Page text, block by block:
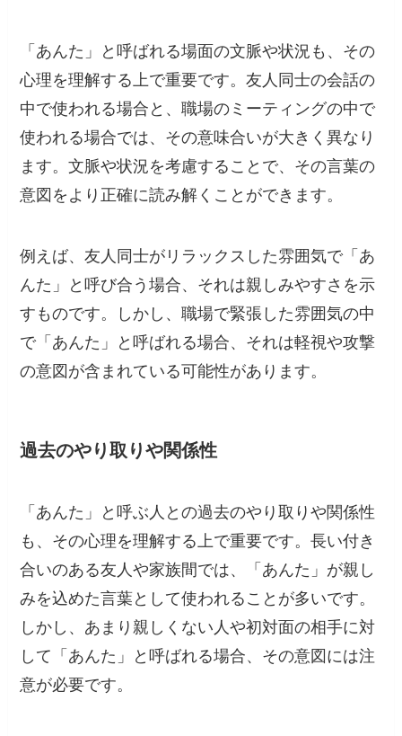
「あんた」と呼ばれる場面の文脈や状況も、その
心理を理解する上で重要です。友人同士の会話の
中で使われる場合と、職場のミーティングの中で
使われる場合では、その意味合いが大きく異なり
ます。文脈や状況を考慮することで、その言葉の
意図をより正確に読み解くことができます。
例えば、友人同士がリラックスした雰囲気で「あ
んた」と呼び合う場合、それは親しみやすさを示
すものです。しかし、職場で緊張した雰囲気の中
で「あんた」と呼ばれる場合、それは軽視や攻撃
の意図が含まれている可能性があります。
過去のやり取りや関係性
「あんた」と呼ぶ人との過去のやり取りや関係性
も、その心理を理解する上で重要です。長い付き
合いのある友人や家族間では、「あんた」が親し
みを込めた言葉として使われることが多いです。
しかし、あまり親しくない人や初対面の相手に対
して「あんた」と呼ばれる場合、その意図には注
意が必要です。